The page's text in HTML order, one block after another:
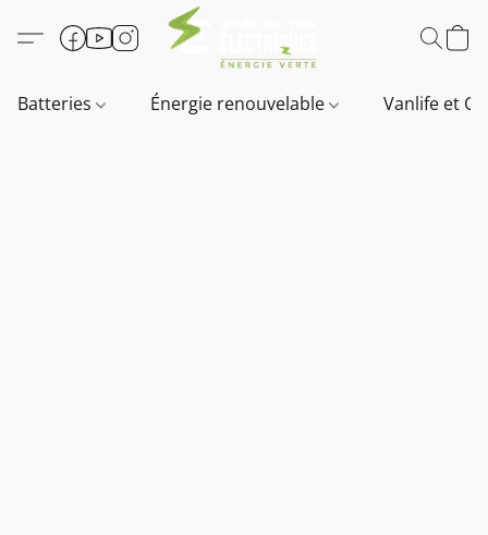
Batteries Énergie renouvelable Vanlife et